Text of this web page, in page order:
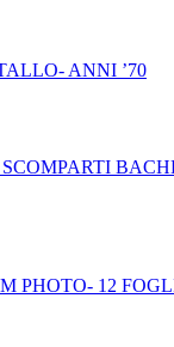
ANNI ’70
PHOTO- 12